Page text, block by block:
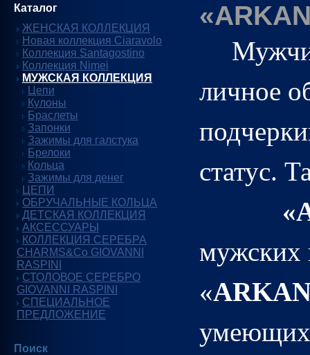
Каталог
ЖЕНСКАЯ КОЛЛЕКЦИЯ
Новая коллекция Ciaravolo
Коллекция Santagostino
Коллекция Nimei
МУЖСКАЯ КОЛЛЕКЦИЯ
Цепи
Кулоны
Браслеты
Запонки
Зажимы для галстука
Брелоки
Кольца
Зажимы для денег
ЦЕПИ
ОБРУЧАЛЬНЫЕ КОЛЬЦА
ДЕТСКАЯ КОЛЛЕКЦИЯ
АКСЕССУАРЫ
КОЛЛЕКЦИЯ СЕРЕБРА
CHARMS&Co GIOVANNI
RASPINI
СТОЛОВОЕ СЕРЕБРО
GIOVANNI RASPINI
СПЕЦИАЛЬНОЕ
ПРЕДЛОЖЕНИЕ
Поиск
личное
статус.
«
мужских
«
умеющих